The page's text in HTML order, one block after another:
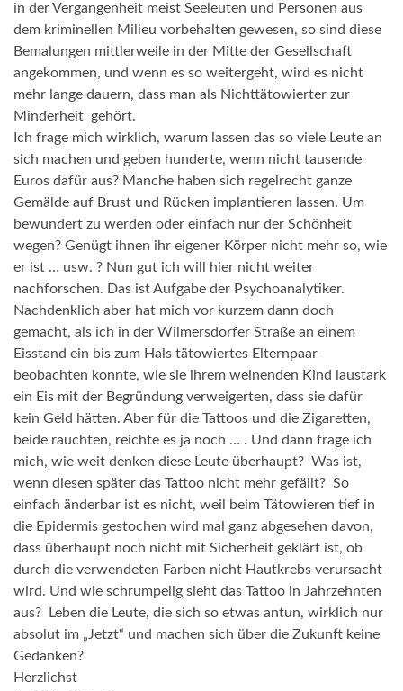
in der Vergangenheit meist Seeleuten und Personen aus
dem kriminellen Milieu vorbehalten gewesen, so sind diese
Bemalungen mittlerweile in der Mitte der Gesellschaft
angekommen, und wenn es so weitergeht, wird es nicht
mehr lange dauern, dass man als Nichttätowierter zur
Minderheit gehört.
Ich frage mich wirklich, warum lassen das so viele Leute an
sich machen und geben hunderte, wenn nicht tausende
Euros dafür aus? Manche haben sich regelrecht ganze
Gemälde auf Brust und Rücken implantieren lassen. Um
bewundert zu werden oder einfach nur der Schönheit
wegen? Genügt ihnen ihr eigener Körper nicht mehr so, wie
er ist … usw. ? Nun gut ich will hier nicht weiter
nachforschen. Das ist Aufgabe der Psychoanalytiker.
Nachdenklich aber hat mich vor kurzem dann doch
gemacht, als ich in der Wilmersdorfer Straße an einem
Eisstand ein bis zum Hals tätowiertes Elternpaar
beobachten konnte, wie sie ihrem weinenden Kind laustark
ein Eis mit der Begründung verweigerten, dass sie dafür
kein Geld hätten. Aber für die Tattoos und die Zigaretten,
beide rauchten, reichte es ja noch … . Und dann frage ich
mich, wie weit denken diese Leute überhaupt? Was ist,
wenn diesen später das Tattoo nicht mehr gefällt? So
einfach änderbar ist es nicht, weil beim Tätowieren tief in
die Epidermis gestochen wird mal ganz abgesehen davon,
dass überhaupt noch nicht mit Sicherheit geklärt ist, ob
durch die verwendeten Farben nicht Hautkrebs verursacht
wird. Und wie schrumpelig sieht das Tattoo in Jahrzehnten
aus? Leben die Leute, die sich so etwas antun, wirklich nur
absolut im „Jetzt“ und machen sich über die Zukunft keine
Gedanken?
Herzlichst